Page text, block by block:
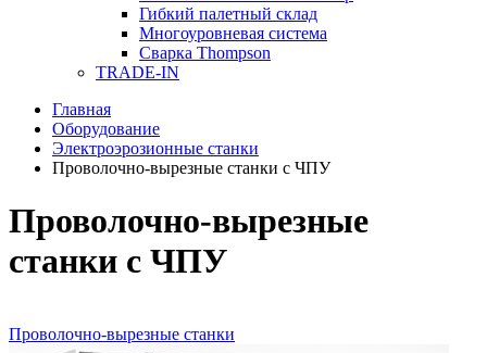
Гибкий палетный склад
Многоуровневая система
Сварка Thompson
TRADE-IN
Главная
Оборудование
Электроэрозионные станки
Проволочно-вырезные станки с ЧПУ
Проволочно-вырезные
станки с ЧПУ
Проволочно-вырезные станки